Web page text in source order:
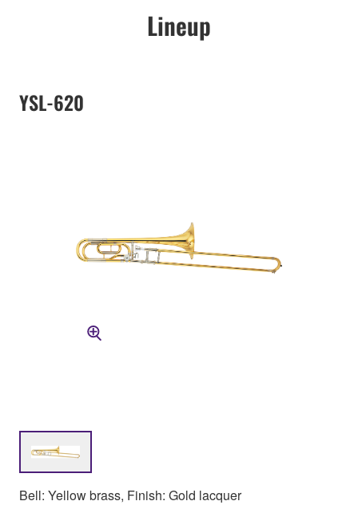
Lineup
YSL-620
Bell: Yellow brass, Finish: Gold lacquer